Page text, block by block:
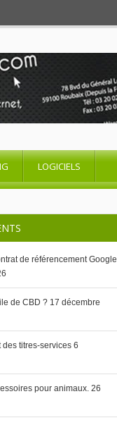
LOGICIELS
de référencement Google
de CBD ? 17 décembre
des titres-services 6
pour animaux. 26